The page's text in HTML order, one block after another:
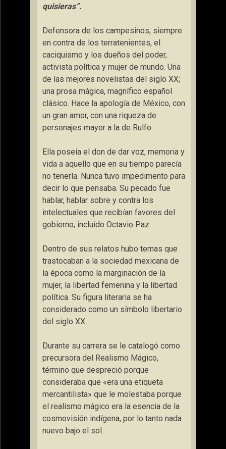
quisieras”.
Defensora de los campesinos, siempre
en contra de los terratenientes, el
caciquismo y los dueños del poder,
activista política y mujer de mundo. Una
de las mejores novelistas del siglo XX;
una prosa mágica, magnífico español
clásico. Hace la apología de México, con
un gran amor, con una riqueza de
personajes mayor a la de Rulfo.
Ella poseía el don de dar voz, memoria y
vida a aquello que en su tiempo parecía
no tenerla. Nunca tuvo impedimento para
decir lo que pensaba. Su pecado fue
hablar, hablar sobre y contra los
intelectuales que recibían favores del
gobierno, incluido Octavio Paz.
Dentro de sus relatos hubo temas que
trastocaban a la sociedad mexicana de
la época como la marginación de la
mujer, la libertad femenina y la libertad
política. Su figura literaria se ha
considerado como un símbolo libertario
del siglo XX.
Durante su carrera se le catalogó como
precursora del Realismo Mágico,
término que despreció porque
consideraba que «era una etiqueta
mercantilista» que le molestaba porque
el realismo mágico era la esencia de la
cosmovisión indígena, por lo tanto nada
nuevo bajo el sol.